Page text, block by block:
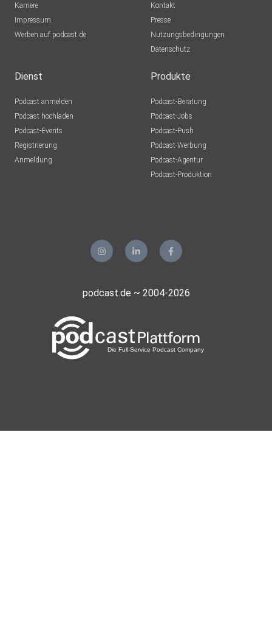
Karriere
Impressum
Werben auf podcast.de
Kontakt
Presse
Nutzungsbedingungen
Datenschutz
Dienst
Podcast anmelden
Podcast hochladen
Podcast-Events
Registrierung
Anmeldung
Produkte
Podcast-Beratung
Podcast-Jobs
Podcast-Push
Podcast-Werbung
Podcast-Agentur
Podcast-Produktion
podcast.de ~ 2004-2026